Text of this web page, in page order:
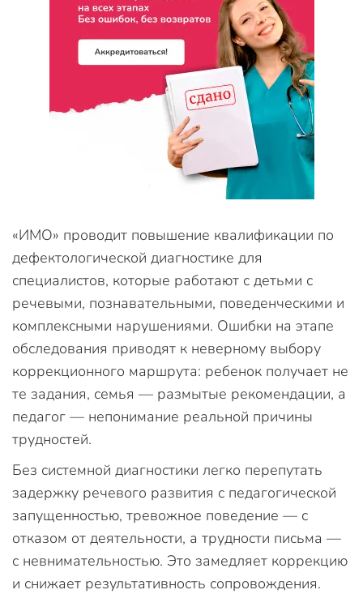
«ИМО» проводит повышение квалификации по
дефектологической диагностике для
специалистов, которые работают с детьми с
речевыми, познавательными, поведенческими и
комплексными нарушениями. Ошибки на этапе
обследования приводят к неверному выбору
коррекционного маршрута: ребенок получает не
те задания, семья — размытые рекомендации, а
педагог — непонимание реальной причины
трудностей.
Без системной диагностики легко перепутать
задержку речевого развития с педагогической
запущенностью, тревожное поведение — с
отказом от деятельности, а трудности письма —
с невнимательностью. Это замедляет коррекцию
и снижает результативность сопровождения.